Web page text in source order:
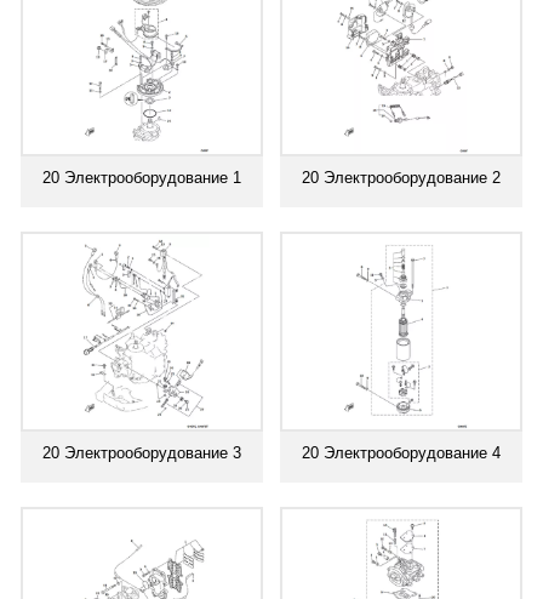
20 Электрооборудование 1 20 Электрооборудование 2
20 Электрооборудование 3 20 Электрооборудование 4